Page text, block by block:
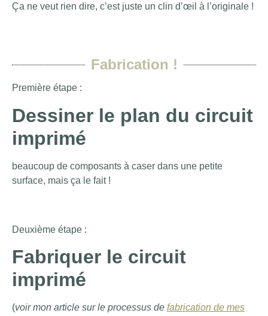
Ça ne veut rien dire, c’est juste un clin d’œil à l’originale !
Fabrication !
Première étape :
Dessiner le plan du circuit
imprimé
beaucoup de composants à caser dans une petite
surface, mais ça le fait !
Deuxième étape :
Fabriquer le circuit
imprimé
(voir mon article sur le processus de fabrication de mes